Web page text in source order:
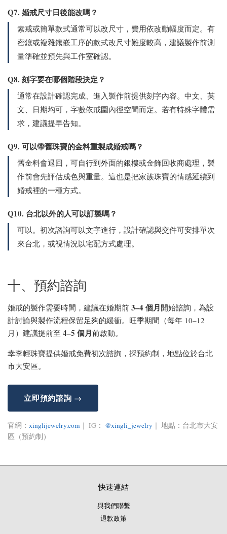
Q7. 婚戒尺寸日後能改嗎？
素戒或簡單款式通常可以改尺寸，費用依改動幅度而定。有
密鑲或複雜鑲嵌工序的款式改尺寸難度較高，建議製作前測
量準確並預先與工作室確認。
Q8. 刻字要在哪個階段決定？
通常在設計確認完成、進入製作前提供刻字內容。中文、英
文、日期均可，字數依戒圍內徑空間而定。若有特殊字體需
求，建議提早告知。
Q9. 可以帶舊珠寶的金料重製成婚戒嗎？
舊金料會退回，可自行到外面的銀樓或金飾回收商處理，製
作前會先評估成色與重量。這也是把家族珠寶的情感延續到
婚戒裡的一種方式。
Q10. 台北以外的人可以訂製嗎？
可以。初次諮詢可以文字進行，設計確認與交件可安排單次
來台北，或視情況以宅配方式處理。
十、預約諮詢
婚戒的製作需要時間，建議在婚期前 3–4 個月開始諮詢，為設
計討論與製作流程保留足夠的緩衝。旺季期間（每年 10–12
月）建議提前至 4–5 個月前啟動。
幸李輕珠寶提供婚戒免費初次諮詢，採預約制，地點位於台北
市大安區。
立即預約諮詢 →
官網： xinglijewelry.com ｜ IG： @xingli_jewelry ｜ 地點：台北市大安
區（預約制）
快速連結
與我們聯繫
退款政策